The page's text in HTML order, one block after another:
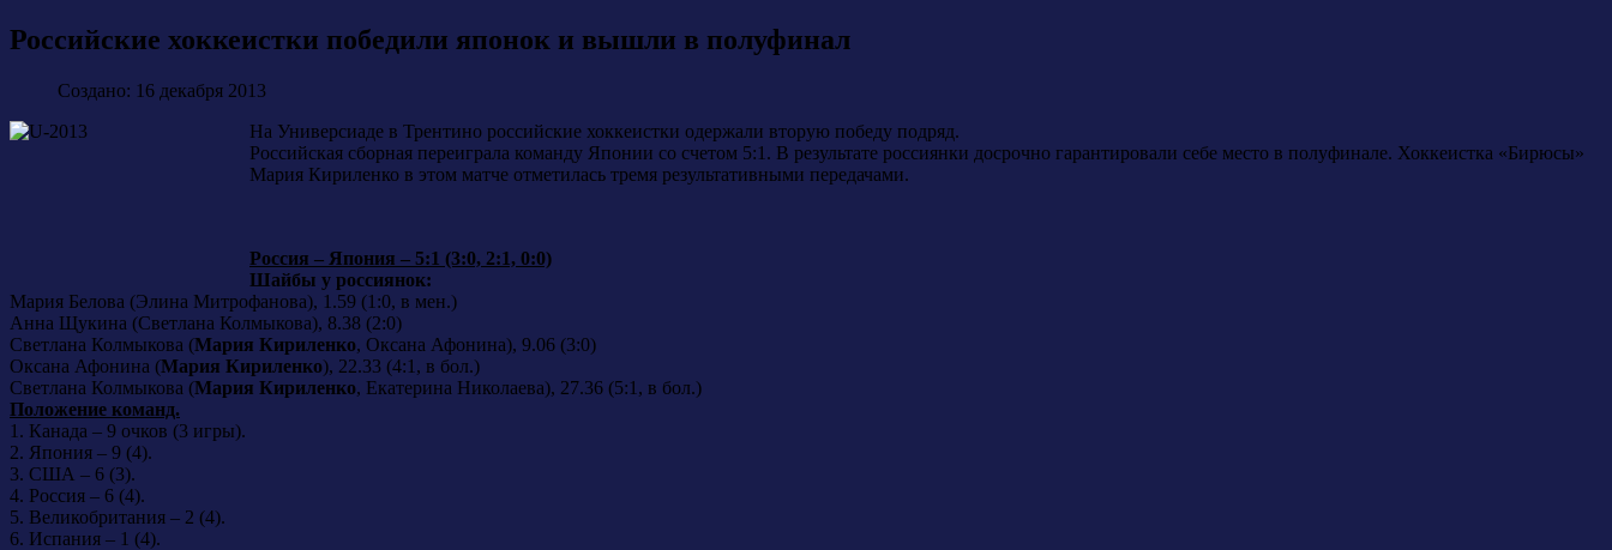
Российские хоккеистки победили японок и вышли в полуфинал
Создано: 16 декабря 2013
На Универсиаде в Трентино российские хоккеистки одержали вторую победу подряд.
Российская сборная переиграла команду Японии со счетом 5:1. В результате россиянки досрочно гарантировали себе место в полуфинале. Хоккеистка «Бирюсы»
Мария Кириленко в этом матче отметилась тремя результативными передачами.
Россия – Япония – 5:1 (3:0, 2:1, 0:0)
Шайбы у россиянок:
Мария Белова (Элина Митрофанова), 1.59 (1:0, в мен.)
Анна Щукина (Светлана Колмыкова), 8.38 (2:0)
Светлана Колмыкова (Мария Кириленко, Оксана Афонина), 9.06 (3:0)
Оксана Афонина (Мария Кириленко), 22.33 (4:1, в бол.)
Светлана Колмыкова (Мария Кириленко, Екатерина Николаева), 27.36 (5:1, в бол.)
Положение команд.
1. Канада – 9 очков (3 игры).
2. Япония – 9 (4).
3. США – 6 (3).
4. Россия – 6 (4).
5. Великобритания – 2 (4).
6. Испания – 1 (4).